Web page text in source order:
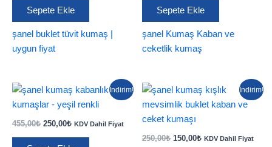
125,00₺.fiyat:
50,00₺.
Sepete Ekle
şanel buklet tüvit kumaş |
uygun fiyat
455,00₺.
250,00₺.
Sepete Ekle
şanel Kumaş Kaban ve
ceketlik kumaş
İndirim!
455,00₺ Orijinal
455,00₺.
250,00₺Şu
KDV Dahil Fiyat
İndirim!
250,00₺ Orijinal
150,00₺Şu
KDV Dahil Fiyat